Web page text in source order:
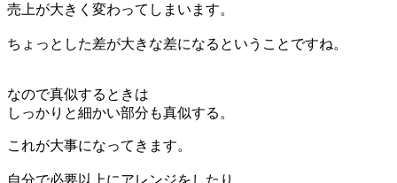
売上が大きく変わってしまいます。
ちょっとした差が大きな差になるということですね。
なので真似するときは
しっかりと細かい部分も真似する。
これが大事になってきます。
自分で必要以上にアレンジをしたり